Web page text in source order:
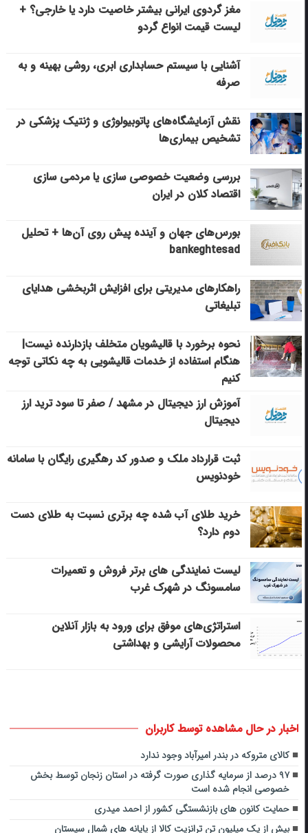
مغز گردوی ایرانی بیشتر خاصیت دارد یا خارجی؟ +
لیست قیمت انواع گردو
آشنایی با سیستم حسابداری ابری، روشی بهینه و به
صرفه
نقش آزمایشگاه‌های پاتوبیولوژی و ژنتیک پزشکی در
تشخیص بیماری‌ها
بررسی وضعیت خصوصی سازی یا مردمی سازی
اقتصاد کلان در ایران
بورس‌های جهان و آینده پیش روی آن‌ها + تحلیل
bankeghtesad
راهکارهای مدیریتی برای افزایش اثربخشی هدایای
تبلیغاتی
نحوه برخورد با قالیشویان متخلف بازدارنده نیست|
هنگام استفاده از خدمات قالیشویی به چه نکاتی توجه
کنیم
آموزش ارز دیجیتال در مشهد / صفر تا سود ترید ارز
دیجیتال
ثبت قرارداد ملک و صدور کد رهگیری رایگان با سامانه
خودنویس
خرید طلای آب شده چه برتری نسبت به طلای دست
دوم دارد؟
لیست نمایندگی های برتر فروش و تعمیرات
سامسونگ در شهرک غرب
استراتژی‌های موفق برای ورود به بازار آنلاین
محصولات آرایشی و بهداشتی
اخبار در حال مشاهده توسط کاربران
کالای متروکه در بندر امیرآباد وجود ندارد
۹۷ درصد از سرمایه گذاری صورت گرفته در استان زنجان توسط بخش
خصوصی انجام شده است
حمایت کانون‌ های بازنشستگی کشور از احمد میدری
بیش از یک میلیون تن ترانزیت کالا از پایانه های شمال سیستان